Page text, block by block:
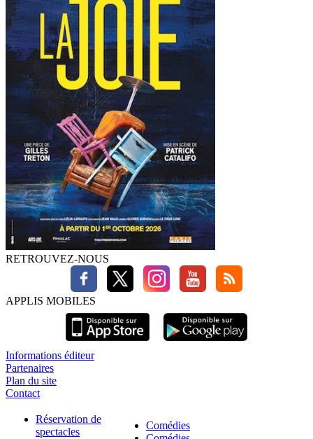
RETROUVEZ-NOUS
APPLIS MOBILES
Informations éditeur
Partenaires
Plan du site
Contact
Réservation de
spectacles
Comédies